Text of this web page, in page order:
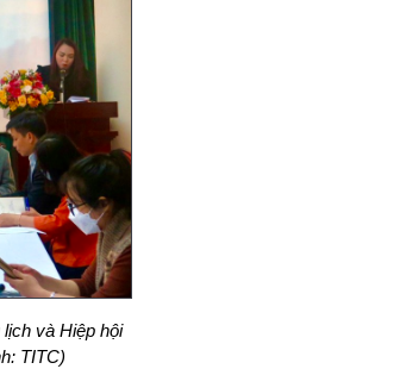
và Hiệp hội
TITC)